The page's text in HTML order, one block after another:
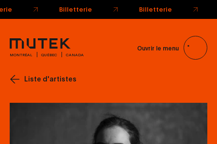
MONTRÉAL QUÉBEC CANADA
Ouvrir le menu
Liste d'artistes